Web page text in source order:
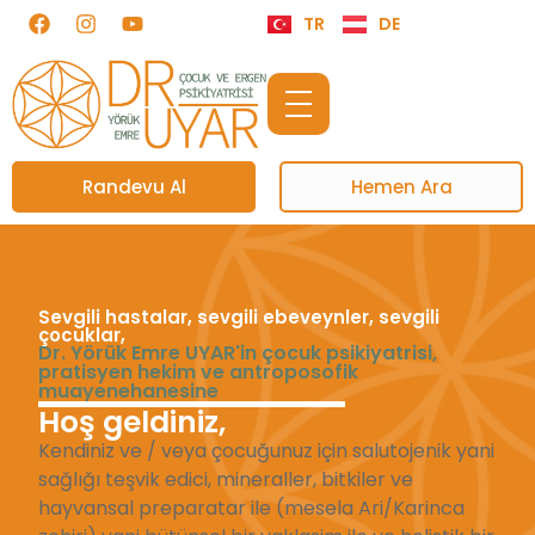
TR DE
Randevu Al Hemen Ara
Sevgili hastalar, sevgili ebeveynler, sevgili
çocuklar,
Dr. Yörük Emre UYAR'in çocuk psikiyatrisi,
pratisyen hekim ve antroposofik
muayenehanesine
Hoş geldiniz,
Kendiniz ve / veya çocuğunuz için salutojenik yani
sağlığı teşvik edici, mineraller, bitkiler ve
hayvansal preparatar ile (mesela Ari/Karinca